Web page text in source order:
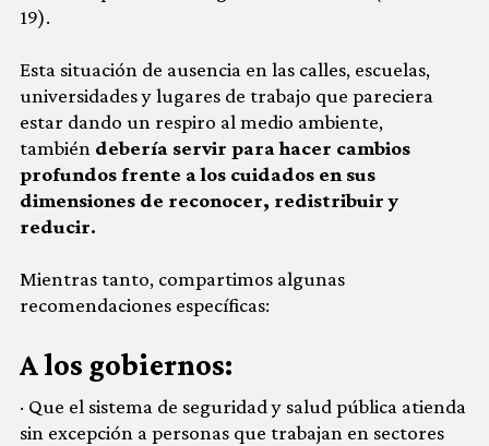
19).
Esta situación de ausencia en las calles, escuelas,
universidades y lugares de trabajo que pareciera
estar dando un respiro al medio ambiente,
también debería servir para hacer cambios
profundos frente a los cuidados en sus
dimensiones de reconocer, redistribuir y
reducir.
Mientras tanto, compartimos algunas
recomendaciones específicas:
A los gobiernos:
· Que el sistema de seguridad y salud pública atienda
sin excepción a personas que trabajan en sectores